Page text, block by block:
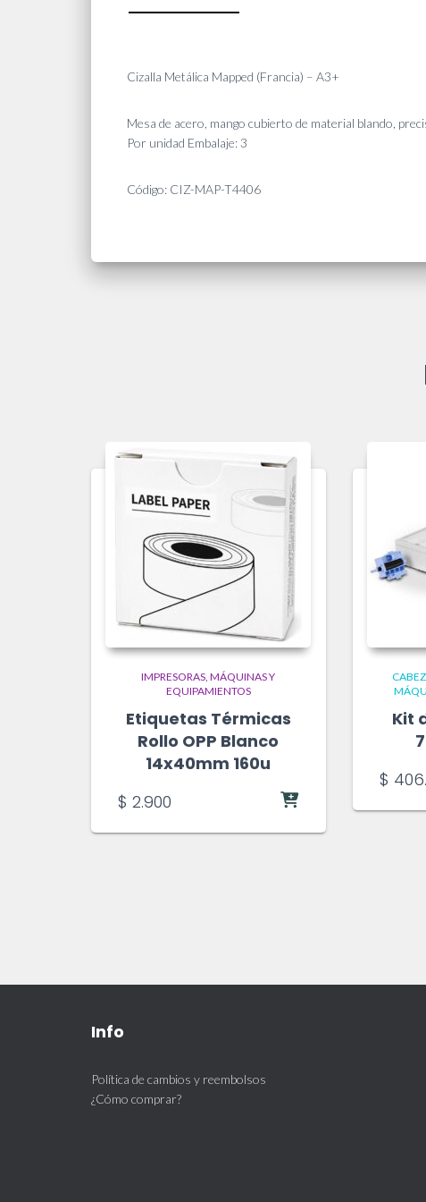
Cizalla Metálica Mapped (Francia) – A3+
Mesa de acero, mango cubierto de material blando,
Por unidad Embalaje: 3
Código: CIZ-MAP-T4406
IMPRESORAS MÁQUINAS Y
EQUIPAMIENTOS
Etiquetas Térmicas
Rollo OPP Blanco
14x40mm 160u
$ 2.900
Kit
$
Info
Política de cambios y reembolsos
¿Cómo comprar?